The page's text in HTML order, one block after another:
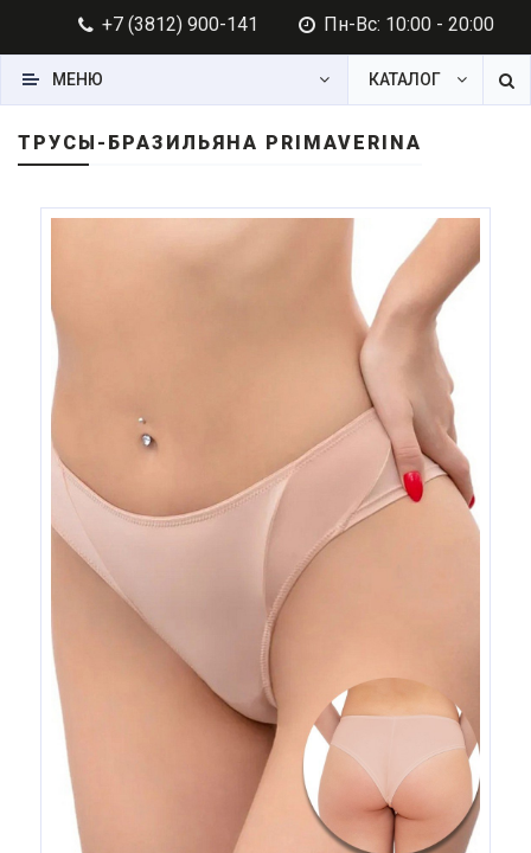
+7 (3812) 900-141 Пн-Вс: 10:00 - 20:00
КАТАЛОГ
МЕНЮ
ТРУСЫ-БРАЗИЛЬЯНА PRIMAVERINA